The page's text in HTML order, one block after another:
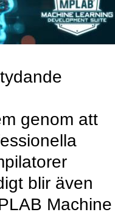
genom att
blir även
Machine